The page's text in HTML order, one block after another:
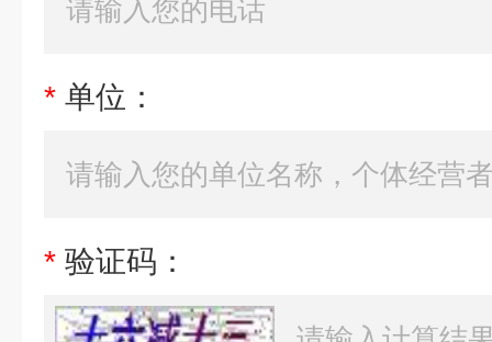
* 单位：
* 验证码：